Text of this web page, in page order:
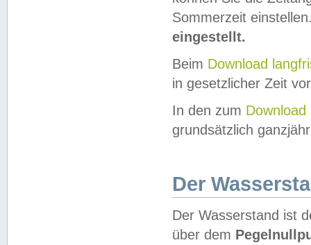
Sommerzeit
eingestellt.
Beim Download
in gesetzlicher Zeit
In den zum Download
grundsätzlich
Der
Der Wasserstand ist
über dem